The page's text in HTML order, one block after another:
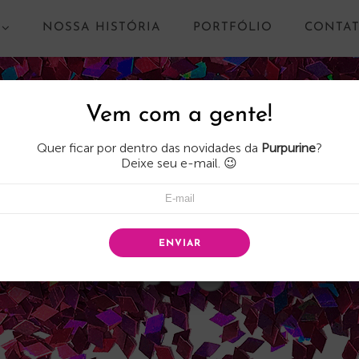
NOSSA HISTÓRIA PORTFÓLIO
Vem com a gente!
Quer ficar por dentro das novidades da Purpurine?
Deixe seu e-mail. 😉
ENVIAR